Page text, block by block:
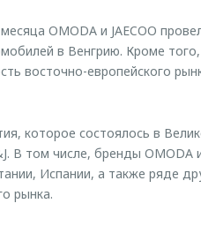
OMODA и JAECOO
в Венгрию. Кроме
восточно-европейского
которое состоялось в
В том числе, бренды OMODA
Испании, а также ряде
рынка.